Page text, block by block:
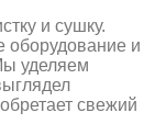
и сушку.
оборудование и
уделяем
свежий